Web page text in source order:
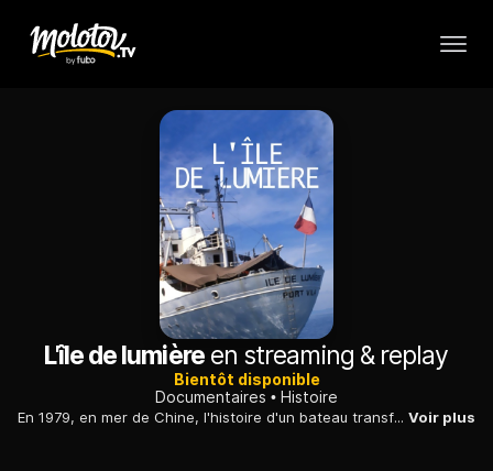
L'île de lumièreen streaming & replay
Bientôt disponible
Documentaires
Histoire
En 1979, en mer de Chine, l'histoire d'un bateau transformé en hôpital afin de secourir les «Boat People», des migrants qui fuyaient le Vietnam par les eaux. Voir plus